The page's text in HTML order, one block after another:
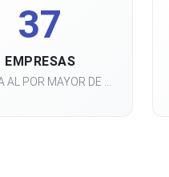
37
EMPRESAS
AL POR MAYOR DE ...